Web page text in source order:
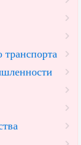
транспорта